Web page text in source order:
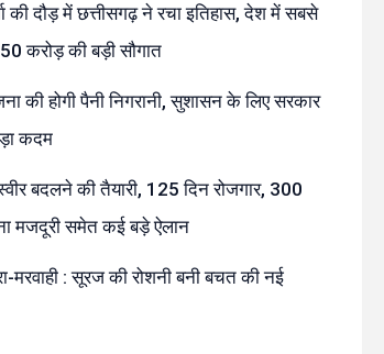
की दौड़ में छत्तीसगढ़ ने रचा इतिहास, देश में सबसे
करोड़ की बड़ी सौगात
की होगी पैनी निगरानी, सुशासन के लिए सरकार
कदम
बदलने की तैयारी, 125 दिन रोजगार, 300
मजदूरी समेत कई बड़े ऐलान
मरवाही : सूरज की रोशनी बनी बचत की नई